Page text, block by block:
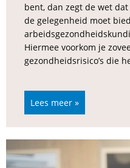
bent, dan zegt de wet
de gelegenheid moet
Hiermee voorkom je
gezondheidsrisico’s die
Lees meer »